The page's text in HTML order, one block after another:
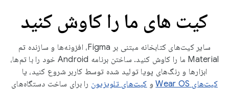
کیت های ما را کاوش کنید
سایر کیت‌های کتابخانه مبتنی بر Figma، افزونه‌ها و سازنده تم
Material ما را کاوش کنید. ساختن برنامه Android خود را با تم‌ها،
ابزارها و رنگ‌های پویا تولید شده توسط کاربر شروع کنید، یا
کیت‌های Wear OS
و کیت‌های تلویزیون را برای ساخت دستگاه‌های